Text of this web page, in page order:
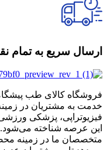
ارسال سریع به تمام
فروشگاه کالای طب
خدمت به مشتریان در
فیزیوتراپی، پزشکی
این عرصه شناخته
متخصصان ما در زمینه